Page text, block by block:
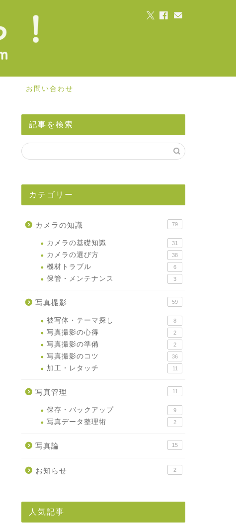
お問い合わせ
記事を検索
カテゴリー
カメラの知識 79
カメラの基礎知識 31
カメラの選び方 38
機材トラブル 6
保管・メンテナンス 3
写真撮影 59
被写体・テーマ探し 8
写真撮影の心得 2
写真撮影の準備 2
写真撮影のコツ 36
加工・レタッチ 11
写真管理 11
保存・バックアップ 9
写真データ整理術 2
写真論 15
お知らせ 2
人気記事